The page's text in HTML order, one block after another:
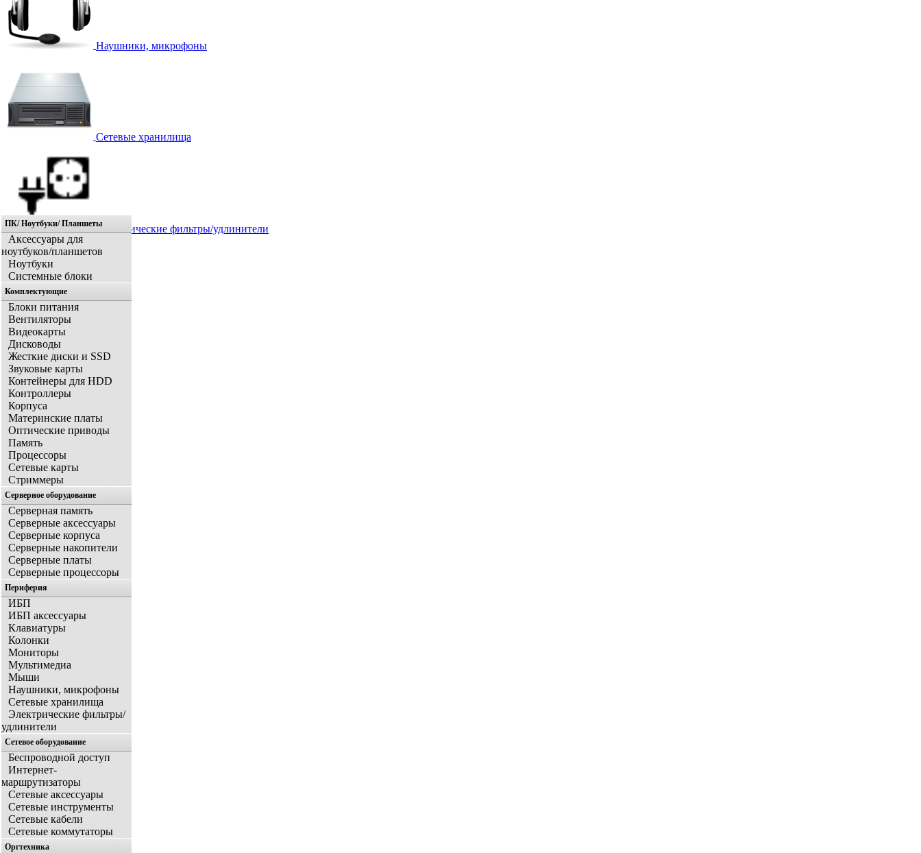
Наушники, микрофоны
Сетевые хранилища
Электрические фильтры/удлинители
ПК/ Ноутбуки/ Планшеты
Аксессуары для
ноутбуков/планшетов
Ноутбуки
Системные блоки
Комплектующие
Блоки питания
Вентиляторы
Видеокарты
Дисководы
Жесткие диски и SSD
Звуковые карты
Контейнеры для HDD
Контроллеры
Корпуса
Материнские платы
Оптические приводы
Память
Процессоры
Сетевые карты
Стриммеры
Серверное оборудование
Серверная память
Серверные аксессуары
Серверные корпуса
Серверные накопители
Серверные платы
Серверные процессоры
Периферия
ИБП
ИБП аксессуары
Клавиатуры
Колонки
Мониторы
Мультимедиа
Мыши
Наушники, микрофоны
Сетевые хранилища
Электрические фильтры/
удлинители
Сетевое оборудование
Беспроводной доступ
Интернет-
маршрутизаторы
Сетевые аксессуары
Сетевые инструменты
Сетевые кабели
Сетевые коммутаторы
Оргтехника